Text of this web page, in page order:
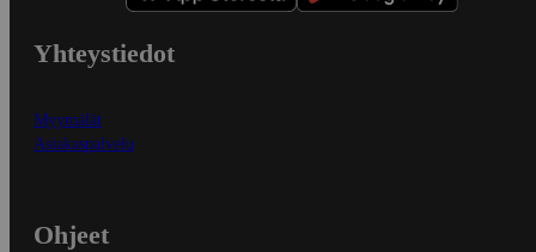
Yhteystiedot
Myymälät
Asiakaspalvelu
Ohjeet